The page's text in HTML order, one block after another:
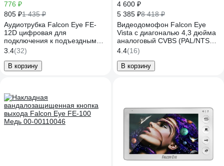
776 ₽
805 ₽1 435 ₽
Аудиотрубка Falcon Eye FE-
12D цифровая для
подключения к подъездным
цифровым домофонам 00-
00109241
3.4(32)
В корзину
4 600 ₽
5 385 ₽8 418 ₽
Видеодомофон Falcon Eye
Vista с диагональю 4,3 дюйма
аналоговый CVBS (PAL/NTSC)
00-00124393
4.4(16)
В корзину